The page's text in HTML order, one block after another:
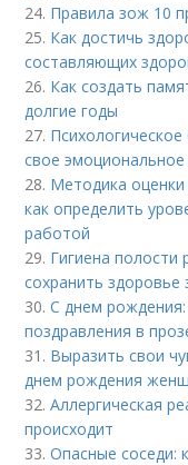
24. Правила зож 10
25. Как достичь
составляющих
26. Как создать
долгие годы
27.
свое эмоциональное
28. Методика
как определить
работой
29. Гигиена
сохранить здоровье
30.С днем
поздравления в
31. Выразить свои
днем рождения
32.Аллергическая
происходит
33.Опасные соседи: